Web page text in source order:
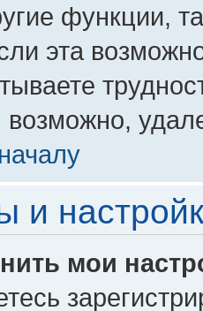
функции,
эта
и
мои